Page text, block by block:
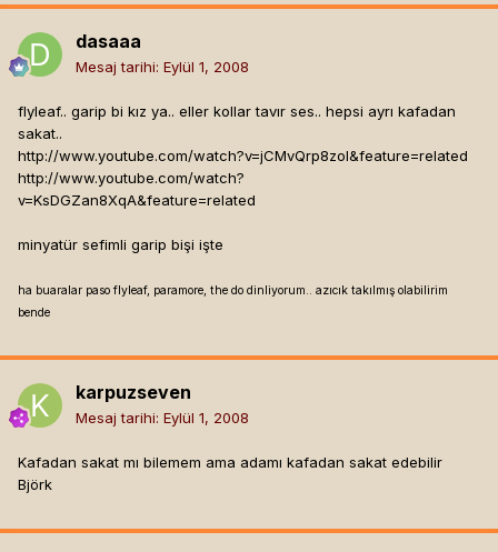
dasaaa
Mesaj tarihi: Eylül 1, 2008
flyleaf.. garip bi kız ya.. eller kollar tavır ses.. hepsi ayrı kafadan
sakat..
http://www.youtube.com/watch?v=jCMvQrp8zoI&feature=related
http://www.youtube.com/watch?
v=KsDGZan8XqA&feature=related
minyatür sefimli garip bişi işte
ha buaralar paso flyleaf, paramore, the do dinliyorum.. azıcık takılmış olabilirim
bende
karpuzseven
Mesaj tarihi: Eylül 1, 2008
Kafadan sakat mı bilemem ama adamı kafadan sakat edebilir
Björk